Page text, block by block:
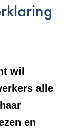
wil
alle
en